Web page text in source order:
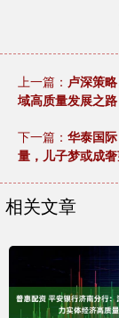
上一篇： 卢深策
域高质量发展之路
下一篇： 华泰国
量，儿子梦或成
相关文章